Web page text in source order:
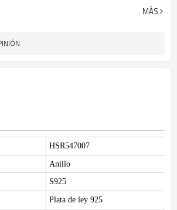
MÁS
HSR547007
Anillo
S925
Plata de ley 925